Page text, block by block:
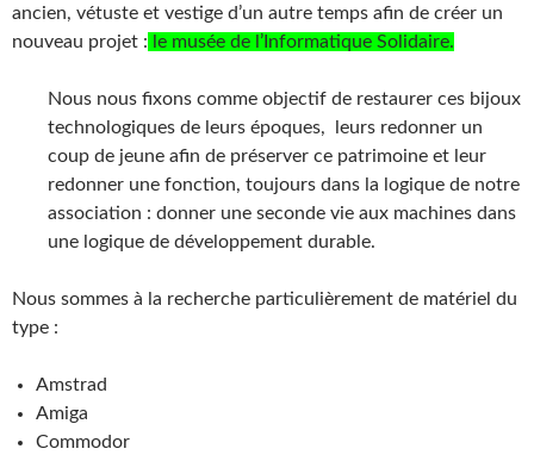
ancien, vétuste et vestige d’un autre temps afin de créer un
nouveau projet : le musée de l’Informatique Solidaire.
Nous nous fixons comme objectif de restaurer ces bijoux
technologiques de leurs époques, leurs redonner un
coup de jeune afin de préserver ce patrimoine et leur
redonner une fonction, toujours dans la logique de notre
association : donner une seconde vie aux machines dans
une logique de développement durable.
Nous sommes à la recherche particulièrement de matériel du
type :
Amstrad
Amiga
Commodor